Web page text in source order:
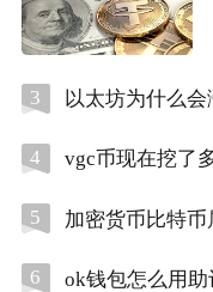
3 以太坊为什么会
4 vgc币现在挖了
5 加密货币比特
6 ok钱包怎么用助